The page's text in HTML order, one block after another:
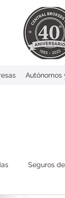
Autónomos
Seguros